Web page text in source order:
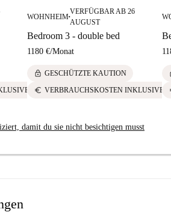
WOHNHEIM■
VERFÜGBAR AB 26
AUGUST
Bedroom 3 - double bed
1180 €/Monat
lock GESCHÜTZTE KAUTION
euro VERBRAUCHSKOSTEN INKLUSIVE
damit du sie nicht besichtigen musst